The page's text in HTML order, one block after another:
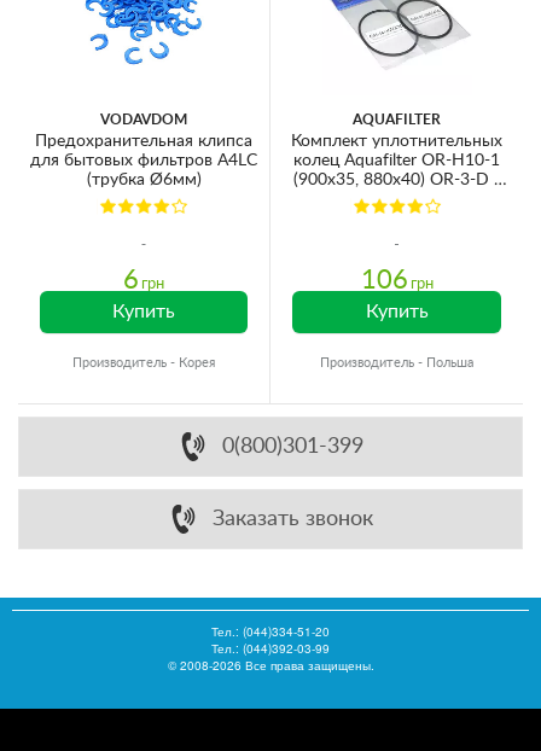
VODAVDOM
Предохранительная клипса
для бытовых фильтров A4LC
(трубка Ø6мм)
6 грн
Купить
Производитель - Корея
AQUAFILTER
Комплект уплотнительных
колец Aquafilter OR-H10-1
(900x35, 880x40) OR-3-D /
OR-3-S
106 грн
Купить
Производитель - Польша
0(800)301-399
Заказать звонок
Тел.: (044)334-51-20
Тел.: (044)392-03-99
© 2008-2026 Все права защищены.